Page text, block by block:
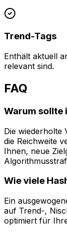
Trend-Tags
Enthält aktuell
relevant sind.
FAQ
Warum sollte
Die wiederholte
die Reichweite
Ihnen, neue
Wie viele
Ein
auf Trend-,
optimiert für